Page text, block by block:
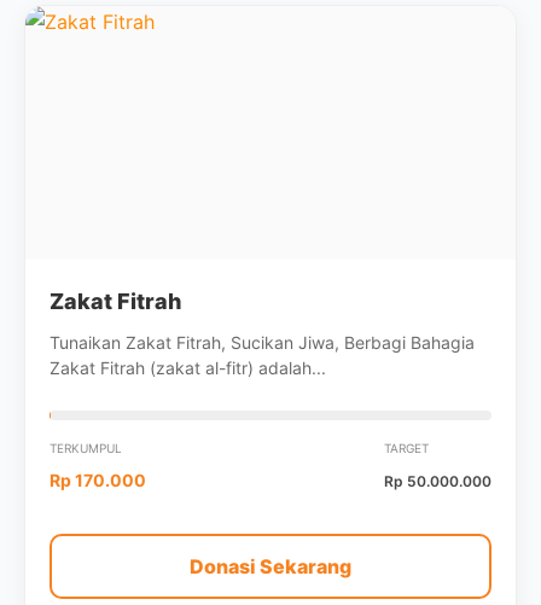
Zakat Fitrah
Tunaikan Zakat Fitrah, Sucikan Jiwa, Berbagi Bahagia
Zakat Fitrah (zakat al-fitr) adalah...
TERKUMPUL
Rp 170.000
TARGET
Rp 50.000.000
Donasi Sekarang